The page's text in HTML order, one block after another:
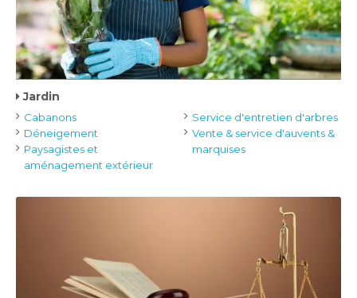
Jardin
Cabanons
Déneigement
Paysagistes et
aménagement extérieur
Service d'entretien d'arbres
Vente & service d'auvents &
marquises